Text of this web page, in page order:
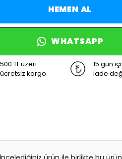
HEMEN AL
WHATSAPP
500 TL üzeri
ücretsiz kargo
15 gün
iade